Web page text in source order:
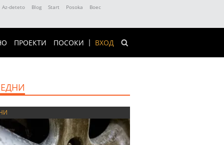
Az-deteto Blog Start Posoka
Boec
ВХОД
ПРОЕКТИ ПОСОКИ